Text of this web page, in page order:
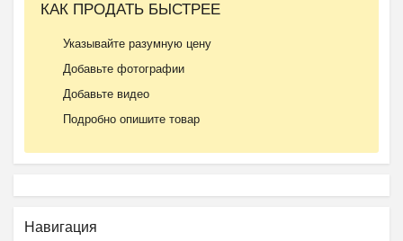
КАК ПРОДАТЬ БЫСТРЕЕ
Указывайте разумную цену
Добавьте фотографии
Добавьте видео
Подробно опишите товар
Навигация